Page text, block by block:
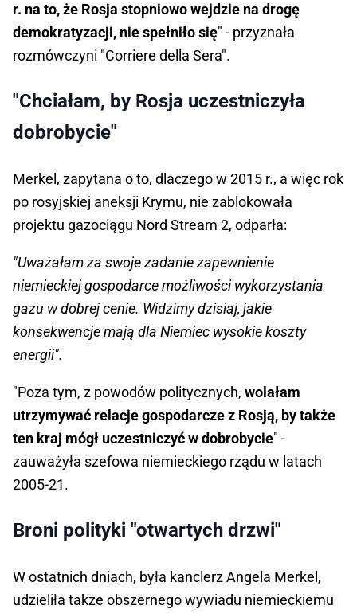
r. na to, że Rosja stopniowo wejdzie na drogę
demokratyzacji, nie spełniło się" - przyznała
rozmówczyni "Corriere della Sera".
"Chciałam, by Rosja uczestniczyła
dobrobycie"
Merkel, zapytana o to, dlaczego w 2015 r., a więc rok
po rosyjskiej aneksji Krymu, nie zablokowała
projektu gazociągu Nord Stream 2, odparła:
"Uważałam za swoje zadanie zapewnienie
niemieckiej gospodarce możliwości wykorzystania
gazu w dobrej cenie. Widzimy dzisiaj, jakie
konsekwencje mają dla Niemiec wysokie koszty
energii".
"Poza tym, z powodów politycznych, wolałam
utrzymywać relacje gospodarcze z Rosją, by także
ten kraj mógł uczestniczyć w dobrobycie" -
zauważyła szefowa niemieckiego rządu w latach
2005-21.
Broni polityki "otwartych drzwi"
W ostatnich dniach, była kanclerz Angela Merkel,
udzieliła także obszernego wywiadu niemieckiemu